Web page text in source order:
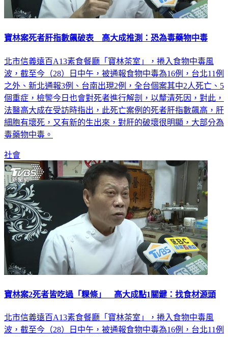
寶林案死者肝指數飆破表 高大成推測：恐為毒藥物中毒
北市信義遠百A13素食餐廳「寶林茶室」，捲入食物中毒風
波，截至今（28）日中午，被通報食物中毒為16例，台北11例
之外、新北通報3例、台南出現2例，全台個案其中2人死亡、5
個重症，檢警今日也會對死者進行解剖，以釐清死因，對此，
法醫高大成在受訪時指出，此死亡案例的死者肝指數飆高，肝
細胞有壞死，又有新的生出來，對肝的破壞很明顯，大部分為
毒藥物中毒。
社會
寶林案2死者皆吃過「粿條」 高大成點1關鍵：找食材源頭
北市信義遠百A13素食餐廳「寶林茶室」，捲入食物中毒風
波，截至今（28）日中午，被通報食物中毒為16例，台北11例